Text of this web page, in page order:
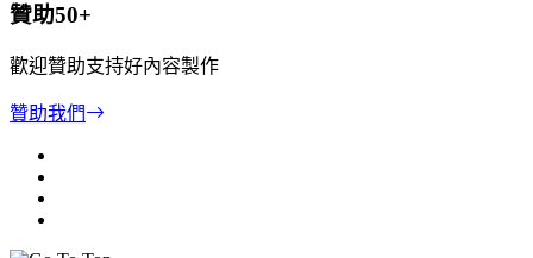
贊助50+
歡迎贊助支持好內容製作
贊助我們